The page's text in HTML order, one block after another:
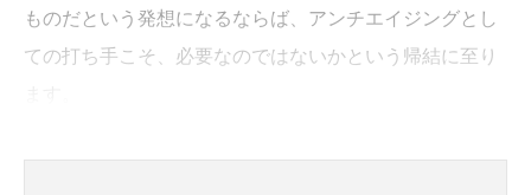
ものだという発想になるならば、アンチエイジングとし
ての打ち手こそ、必要なのではないかという帰結に至り